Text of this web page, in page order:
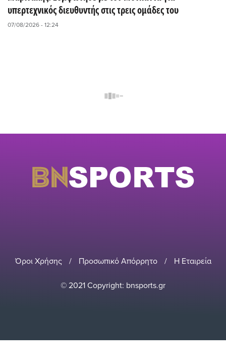
υπερτεχνικός διευθυντής στις τρεις ομάδες του
07/08/2026 - 12:24
Όροι Χρήσης / Προσωπικό Απόρρητο / Η Εταιρεία
© 2021 Copyright: bnsports.gr